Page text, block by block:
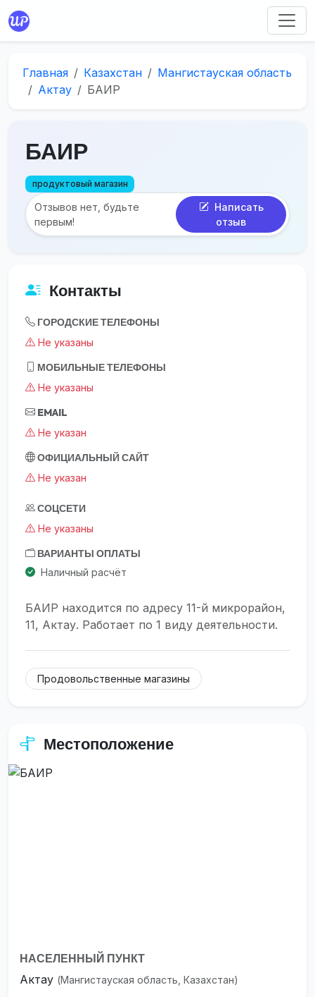
Главная Казахстан
Мангистауская область
Актау
БАИР
БАИР
продуктовый магазин
Отзывов нет, будьте
первым!
Написать
отзыв
Контакты
ГОРОДСКИЕ ТЕЛЕФОНЫ
Не указаны
МОБИЛЬНЫЕ ТЕЛЕФОНЫ
Не указаны
EMAIL
Не указан
ОФИЦИАЛЬНЫЙ САЙТ
Не указан
СОЦСЕТИ
Не указаны
ВАРИАНТЫ ОПЛАТЫ
Наличный расчёт
БАИР находится по адресу 11-й микрорайон,
11, Актау. Работает по 1 виду деятельности.
Продовольственные магазины
Местоположение
НАСЕЛЕННЫЙ ПУНКТ
Актау (Мангистауская область, Казахстан)